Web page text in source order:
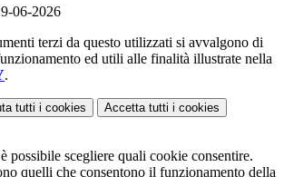
06-2026
terzi da questo utilizzati si avvalgono di
ed utili alle finalità illustrate nella
.
tutti i cookies Accetta tutti i cookies
possibile scegliere quali cookie consentire.
quelli che consentono il funzionamento della